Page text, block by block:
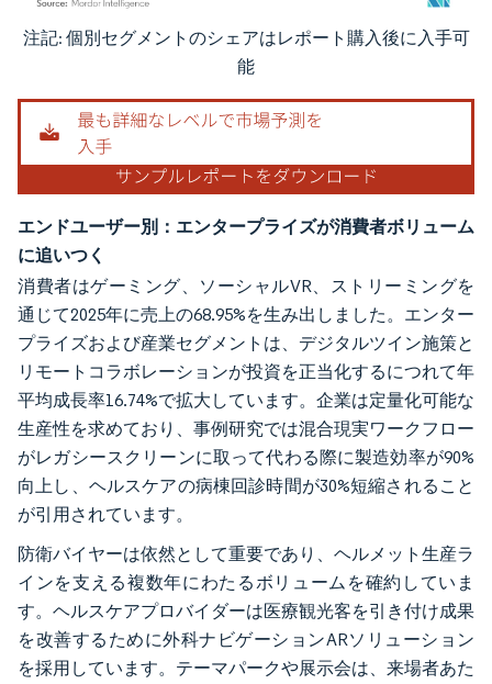
画像 © Mordor Intelligence。再利用にはCC BY 4.0の表示が必要です。
注記: 個別セグメントのシェアはレポート購入後に入手可
能
エンドユーザー別：エンタープライズが消費者ボリューム
に追いつく
消費者はゲーミング、ソーシャルVR、ストリーミングを
通じて2025年に売上の68.95%を生み出しました。エンター
プライズおよび産業セグメントは、デジタルツイン施策と
リモートコラボレーションが投資を正当化するにつれて年
平均成長率16.74%で拡大しています。企業は定量化可能な
生産性を求めており、事例研究では混合現実ワークフロー
がレガシースクリーンに取って代わる際に製造効率が90%
向上し、ヘルスケアの病棟回診時間が30%短縮されること
が引用されています。
防衛バイヤーは依然として重要であり、ヘルメット生産ラ
インを支える複数年にわたるボリュームを確約していま
す。ヘルスケアプロバイダーは医療観光客を引き付け成果
を改善するために外科ナビゲーションARソリューション
を採用しています。テーマパークや展示会は、来場者あた